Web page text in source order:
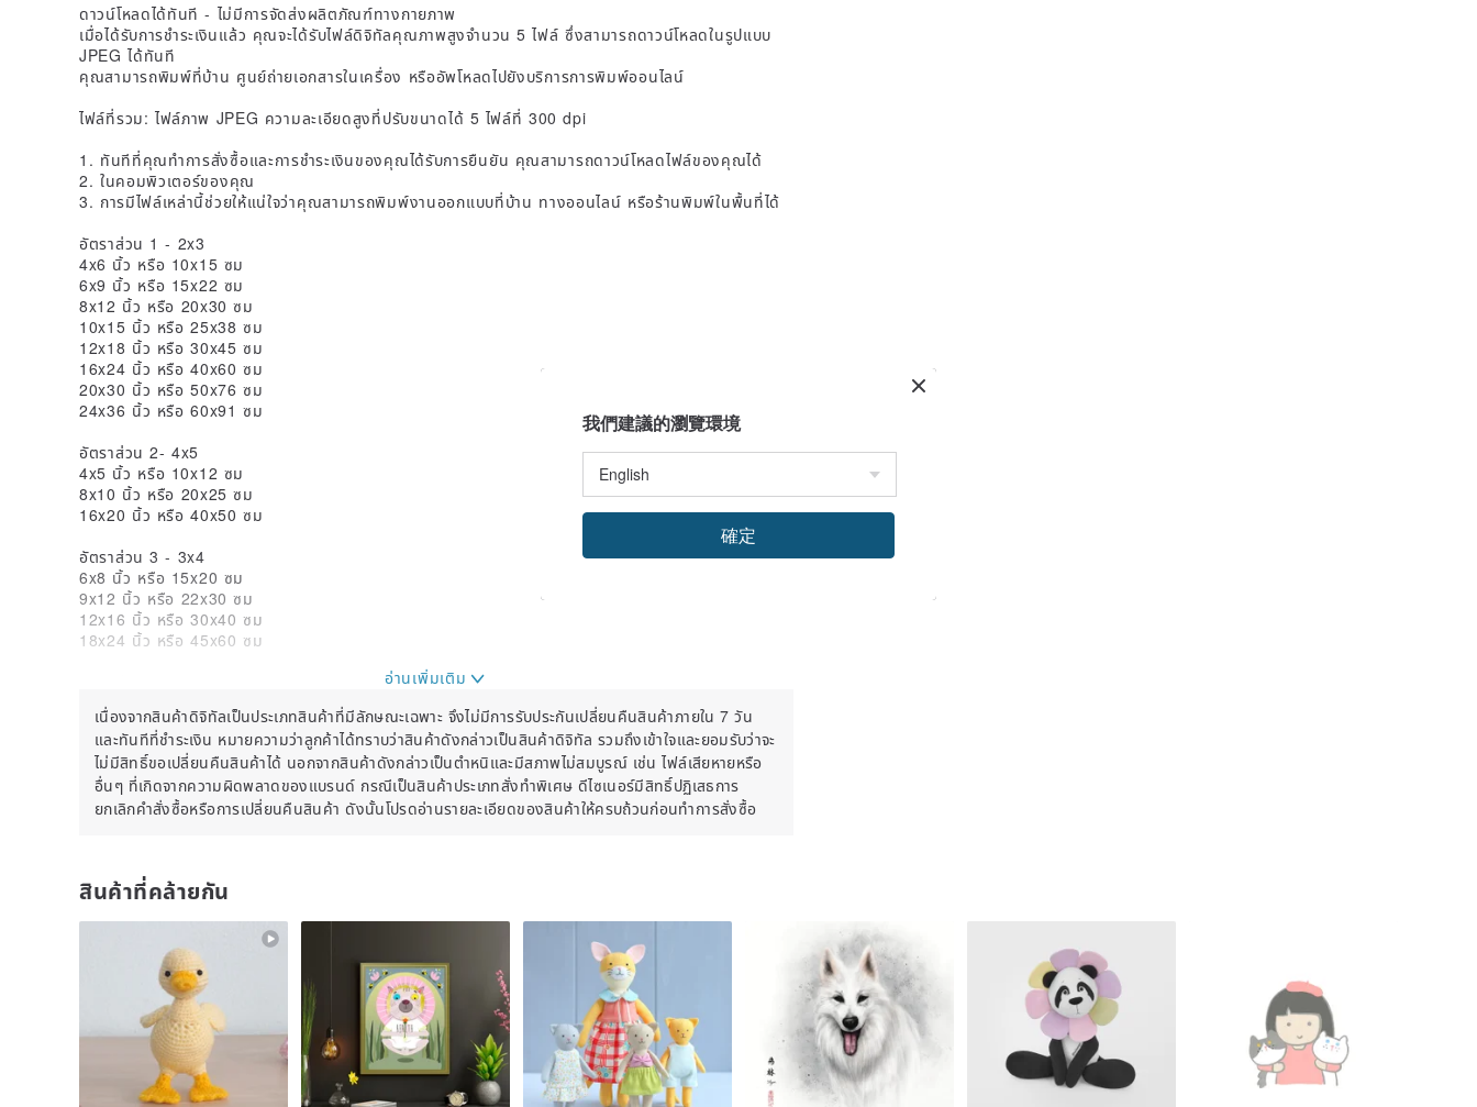
ดาวน์โหลดได้ทันที - ไม่มีการจัดส่งผลิตภัณฑ์ทางกายภาพ
เมื่อได้รับการชำระเงินแล้ว คุณจะได้รับไฟล์ดิจิทัลคุณภาพสูงจำนวน 5 ไฟล์ ซึ่งสามารถดาวน์โหลดในรูปแบบ
JPEG ได้ทันที
คุณสามารถพิมพ์ที่บ้าน ศูนย์ถ่ายเอกสารในเครื่อง หรืออัพโหลดไปยังบริการการพิมพ์ออนไลน์
ไฟล์ที่รวม: ไฟล์ภาพ JPEG ความละเอียดสูงที่ปรับขนาดได้ 5 ไฟล์ที่ 300 dpi
1. ทันทีที่คุณทำการสั่งซื้อและการชำระเงินของคุณได้รับการยืนยัน คุณสามารถดาวน์โหลดไฟล์ของคุณได้
2. ในคอมพิวเตอร์ของคุณ
3. การมีไฟล์เหล่านี้ช่วยให้แน่ใจว่าคุณสามารถพิมพ์งานออกแบบที่บ้าน ทางออนไลน์ หรือร้านพิมพ์ในพื้นที่ได้
อัตราส่วน 1 - 2x3
4x6 นิ้ว หรือ 10x15 ซม
6x9 นิ้ว หรือ 15x22 ซม
8x12 นิ้ว หรือ 20x30 ซม
10x15 นิ้ว หรือ 25x38 ซม
12x18 นิ้ว หรือ 30x45 ซม
16x24 นิ้ว หรือ 40x60 ซม
20x30 นิ้ว หรือ 50x76 ซม
24x36 นิ้ว หรือ 60x91 ซม
อัตราส่วน 2- 4x5
4x5 นิ้ว หรือ 10x12 ซม
8x10 นิ้ว หรือ 20x25 ซม
16x20 นิ้ว หรือ 40x50 ซม
อัตราส่วน 3 - 3x4
6x8 นิ้ว หรือ 15x20 ซม
9x12 นิ้ว หรือ 22x30 ซม
12x16 นิ้ว หรือ 30x40 ซม
18x24 นิ้ว หรือ 45x60 ซม
11x14 นิ้ว หรือ 27x35 ซม
5 - ไฟล์ JPG อัตราส่วนระหว่างประเทศสำหรับการพิมพ์:
5x7 นิ้ว หรือ 12x17 ซม
19x27 นิ้ว หรือ 50x70 ซม
A5 - 14.8 x 21.0 ซม
A1 - 59.4 x 84.1 ซม
อาจเป็นไปได้ว่าการตั้งค่าสีบนคอมพิวเตอร์ของคุณและรายการที่พิมพ์อาจแตกต่างกันเล็กน้อย คุณภาพของ
เครื่องพิมพ์และกระดาษจะเป็นตัวกำหนดผลลัพธ์สุดท้าย
พื้นผิวและฟิลเตอร์ทั้งหมดบนภาพเป็นความตั้งใจ ไม่รวมเสื่อและกรอบ
การจัดซื้อรายการนี้ไม่รวมภาพพิมพ์ใดๆ แต่เมื่อคุณดาวน์โหลดไฟล์และบันทึกลงในคอมพิวเตอร์ของคุณ คุณ
สามารถพิมพ์ได้บ่อยเท่าที่คุณต้องการ! คุณควรซื้อกรอบที่เหมาะกับขนาดของงานพิมพ์ของคุณ
- สำหรับการใช้งานส่วนตัวเท่านั้น
- ไม่อนุญาตให้จำหน่ายต่อ
เนื่องจากสินค้าดิจิทัลเป็นประเภทสินค้าที่มีลักษณะเฉพาะ จึงไม่มีการรับประกันเปลี่ยนคืนสินค้าภายใน 7 วัน
และทันทีที่ชำระเงิน หมายความว่าลูกค้าได้ทราบว่าสินค้าดังกล่าวเป็นสินค้าดิจิทัล รวมถึงเข้าใจและยอมรับว่าจะ
ไม่มีสิทธิ์ขอเปลี่ยนคืนสินค้าได้ นอกจากสินค้าดังกล่าวเป็นตำหนิและมีสภาพไม่สมบูรณ์ เช่น ไฟล์เสียหายหรือ
อื่นๆ ที่เกิดจากความผิดพลาดของแบรนด์ กรณีเป็นสินค้าประเภทสั่งทำพิเศษ ดีไซเนอร์มีสิทธิ์ปฏิเสธการ
ยกเลิกคำสั่งซื้อหรือการเปลี่ยนคืนสินค้า ดังนั้นโปรดอ่านรายละเอียดของสินค้าให้ครบถ้วนก่อนทำการสั่งซื้อ
สินค้าที่คล้ายกัน
我們建議的瀏覽環境
確定